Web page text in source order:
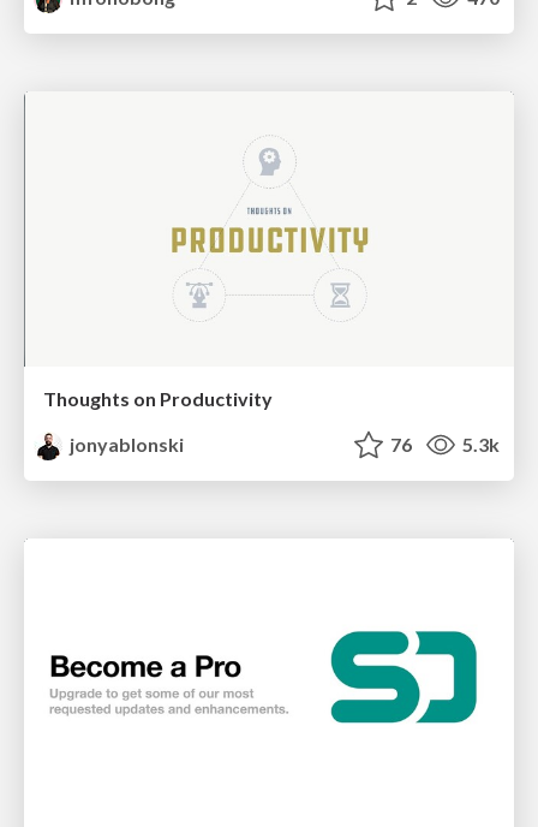
Thoughts on Productivity
jonyablonski
76 5.3k